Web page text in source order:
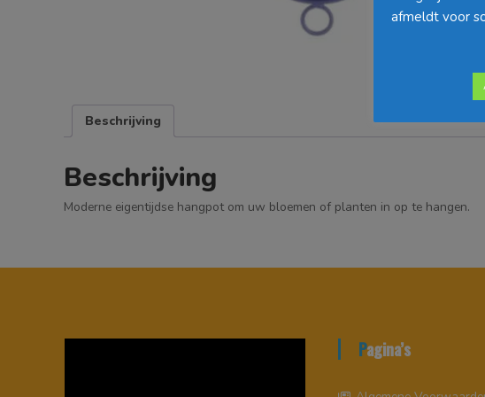
Beschrijving
Beschrijving
Moderne eigentijdse hangpot om uw bloemen of planten in op te hangen.
Pagina’s
afmeldt voor